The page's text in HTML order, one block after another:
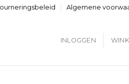
Algemene
INLOGGEN